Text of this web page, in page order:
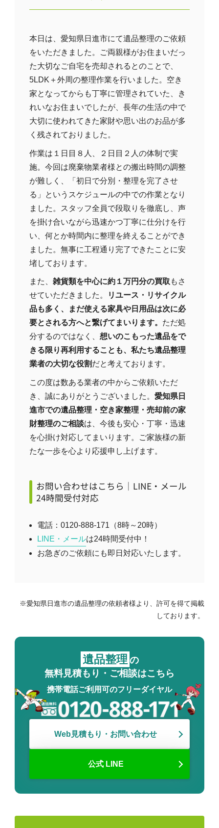
本日は、愛知県日進市にて遺品整理のご依頼
をいただきました。ご両親様がお住まいだっ
た大切なご自宅を売却されるとのことで、
5LDK＋外周の整理作業を行いました。空き
家となってからも丁寧に管理されていた、き
れいなお住まいでしたが、長年の生活の中で
大切に使われてきた家財や思い出のお品が多
く残されておりました。
作業は１日目８人、２日目２人の体制で実
施。今回は廃棄物業者様との搬出時間の調整
が難しく、「初日で分別・整理を完了させ
る」というスケジュールの中での作業となり
ました。スタッフ全員で段取りを徹底し、声
を掛け合いながら迅速かつ丁寧に仕分けを行
い、何とか時間内に整理を終えることができ
ました。無事に工程通り完了できたことに安
堵しております。
また、 雑貨類を中心に約１万円分の買取 もさ
せていただきました。
リユース・リサイクル
品も多く、まだ使える家具や日用品は次に必
要とされる方へと繋げてまいります。 ただ処
分するのではなく、 想いのこもった遺品をで
きる限り再利用することも、私たち遺品整理
業者の大切な役割だと考えております。
この度は数ある業者の中からご依頼いただ
き、誠にありがとうございました。 愛知県日
進市での遺品整理・空き家整理・売却前の家
財整理のご相談は、今後も安心・丁寧・迅速
を心掛け対応してまいります。ご家族様の新
たな一歩を心より応援申し上げます。
お問い合わせはこちら｜LINE・メール
24時間受付対応
電話：0120-888-171（8時～20時）
LINE・メールは24時間受付中！
お急ぎのご依頼にも即日対応いたします。
※愛知県日進市の遺品整理の依頼者様より、許可を得て掲載
しております。
遺品整理 の
無料見積もり・ご相談はこちら
携帯電話ご利用可のフリーダイヤル
Web見積もり・お問い合わせ
公式 LINE